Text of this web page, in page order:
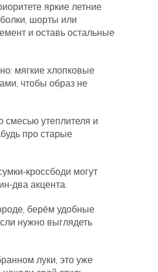
яркие летние
шорты или
и оставь остальные
мягкие хлопковые
чтобы образ не
смесью утеплителя и
про старые
могут
акцента.
берём удобные
нужно выглядеть
луки, это уже